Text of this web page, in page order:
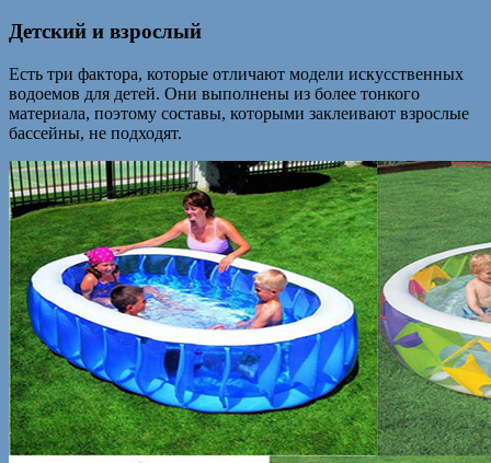
Детский и взрослый
Есть три фактора, которые отличают модели искусственных
водоемов для детей. Они выполнены из более тонкого
материала, поэтому составы, которыми заклеивают взрослые
бассейны, не подходят.